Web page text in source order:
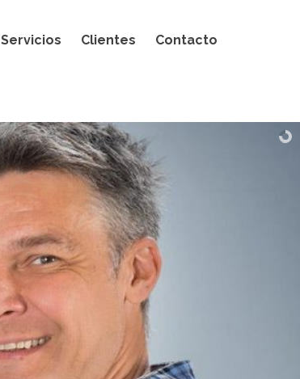
Servicios Clientes Contacto